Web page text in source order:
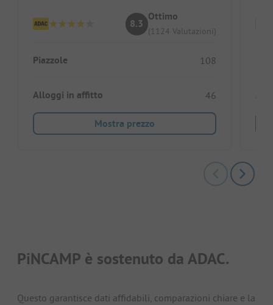
8.3
Ottimo
(1124 Valutazioni)
Piazzole 108
Alloggi in affitto 46
Mostra prezzo
PiNCAMP è sostenuto da ADAC.
Questo garantisce dati affidabili, comparazioni chiare e la